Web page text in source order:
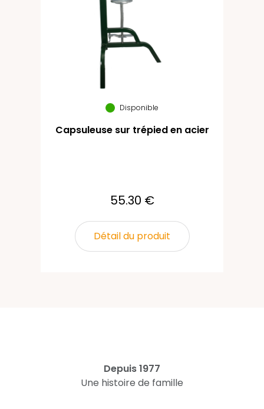
Disponible
Capsuleuse sur trépied en acier
55.30 €
Détail du produit
Depuis 1977
Une histoire de famille